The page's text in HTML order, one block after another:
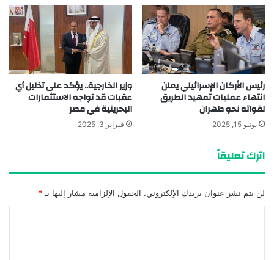
رئيس الأركان الإسرائيلي يعلن
انتهاء عمليات تمهيد الطريق
لقواته نحو طهران
يونيو 15, 2025
وزير الخارجية.. يؤكد على تذليل أي
عقبات قد تواجه الاستثمارات
البحرينية في مصر
فبراير 3, 2025
اترك تعليقاً
لن يتم نشر عنوان بريدك الإلكتروني. الحقول الإلزامية مشار إليها بـ *